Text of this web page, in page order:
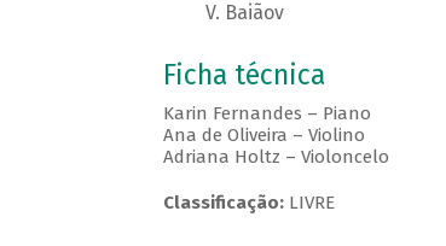
Baiãov
Ficha técnica
Karin Fernandes – Piano
Ana de Oliveira – Violino
Adriana Holtz – Violoncelo
Classificação:LIVRE